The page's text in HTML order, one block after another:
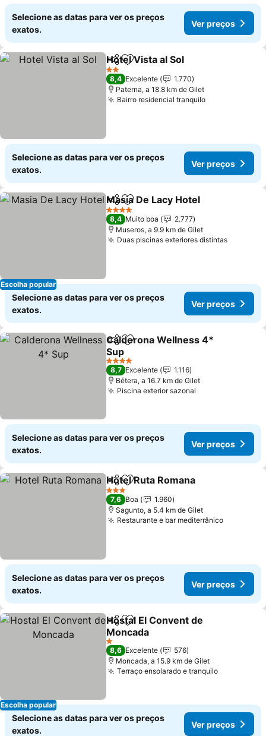
Selecione as datas para ver os preços
exatos.
Ver preços
PartilharAdicionar aos favoritos
Hotel Vista al Sol
2 Estrelas
8,4 Excelente
1.770
Paterna, a 18.8 km de Gilet
Bairro residencial tranquiloVer preços
Selecione as datas para ver os preços
exatos.
Ver preços
Escolha popular
PartilharAdicionar aos favoritos
Masia De Lacy Hotel
4 Estrelas
8,4 Muito boa
2.777
Museros, a 9.9 km de Gilet
Duas piscinas exteriores distintasVer
Selecione as datas para ver os preços
exatos.
Ver preços
PartilharAdicionar aos favoritos
Calderona Wellness 4*
Sup
Ver preços
4 Estrelas
8,7 Excelente
1.116
Bétera, a 16.7 km de Gilet
Piscina exterior sazonal
Selecione as datas para ver os preços
exatos.
Ver preços
PartilharAdicionar aos favoritos
Hotel Ruta Romana
3 Estrelas
7,6 Boa
1.960
Sagunto, a 5.4 km de Gilet
Restaurante e bar mediterrânicoVer
Selecione as datas para ver os preços
exatos.
Ver preços
Escolha popular
PartilharAdicionar aos favoritos
Hostal El Convent de
Moncada
Ver preços
1 Estrelas
8,6 Excelente
576
Moncada, a 15.9 km de Gilet
Terraço ensolarado e tranquiloVer preços
Selecione as datas para ver os preços
exatos.
Ver preços